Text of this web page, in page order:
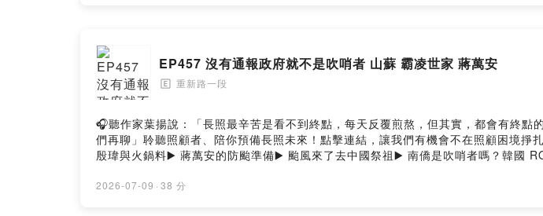
EP457 沒有通報政府就不是吹哨者 山蘇 霸凌世家 蔣萬安
🄴 重新路一段
🎧聽作家葉揚說：「長照最辛苦是看不到終點，每天反覆煎熬，但其實，都會有
們再聊」聆聽照顧者、陪你預備長照未來！點擊連結，讓我們有機會不在照顧困
殷瑋與火鍋料▶️ 蔣萬安的防颱準備▶️ 颱風來了去中國祭祖▶️ 南僑是吹哨者嗎？韓國
https://chongxinrdsec1.oen.tw工商合作來信接洽：wetofriends@gmail.com-重新
2026-07-09 · 38 分